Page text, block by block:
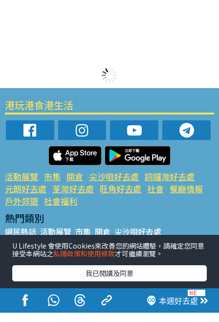
本週好去處
港玩港食港生活
活動展覽 市集 開倉 尖沙咀好去處 銅鑼灣好去處
元朗好去處 荃灣好去處 旺角好去處 社會 餐廳情報
戶外郊遊 社會福利
熱門類別
網民熱話 活動展覽 市集 開倉 尖沙咀好去處
銅鑼灣好去處 元朗好去處 荃灣好去處 旺角好去處 社會
餐廳情報 戶外郊遊
熱門標籤
#UGO搵好去處 #人氣活動推介 #美食社群熱話
#親子玩樂好去處
#ULifestyle應用程式
#限時搶
#UJetso禮物放送
#ULifestyle商戶中心 #著數 #網絡熱話
U Lifestyle 會使用Cookies來改善您的網站體驗，請確定您同意
接受本網站之私隱政策和使用條款才可繼續瀏覽。
我已閱讀及同意